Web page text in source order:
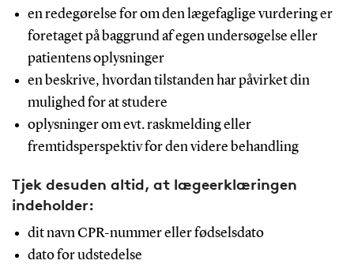
en redegørelse for om den lægefaglige vurdering er
foretaget på baggrund af egen undersøgelse eller
patientens oplysninger
en beskrive, hvordan tilstanden har påvirket din
mulighed for at studere
oplysninger om evt. raskmelding eller
fremtidsperspektiv for den videre behandling
Tjek desuden altid, at lægeerklæringen
indeholder:
dit navn CPR-nummer eller fødselsdato
dato for udstedelse